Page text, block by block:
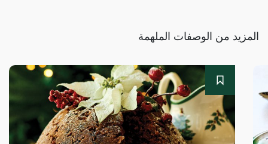
المزيد من الوصفات الملهمة